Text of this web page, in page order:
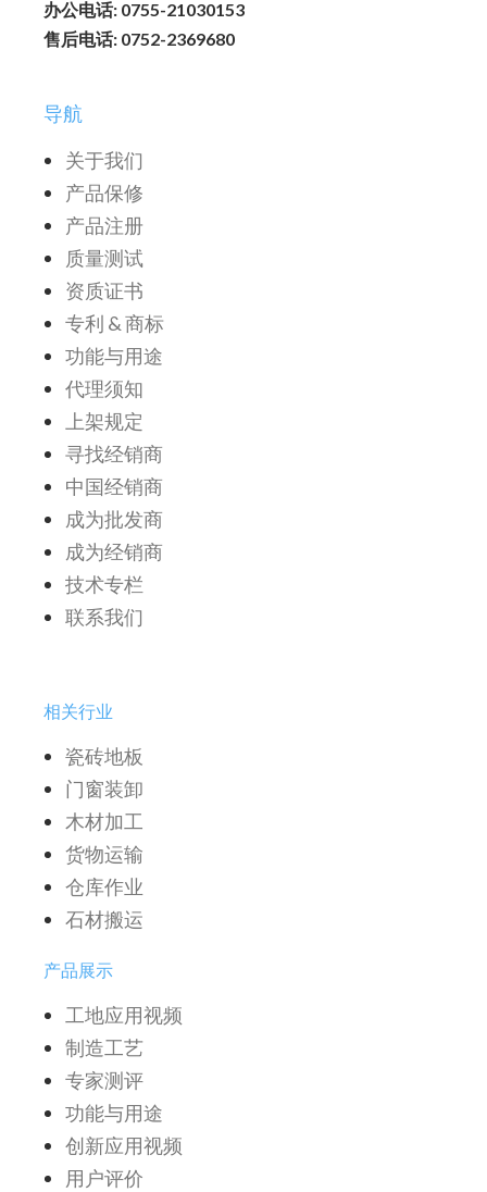
办公电话: 0755-21030153
售后电话: 0752-2369680
导航
关于我们
产品保修
产品注册
质量测试
资质证书
专利 & 商标
功能与用途
代理须知
上架规定
寻找经销商
中国经销商
成为批发商
成为经销商
技术专栏
联系我们
相关行业
瓷砖地板
门窗装卸
木材加工
货物运输
仓库作业
石材搬运
产品展示
工地应用视频
制造工艺
专家测评
功能与用途
创新应用视频
用户评价